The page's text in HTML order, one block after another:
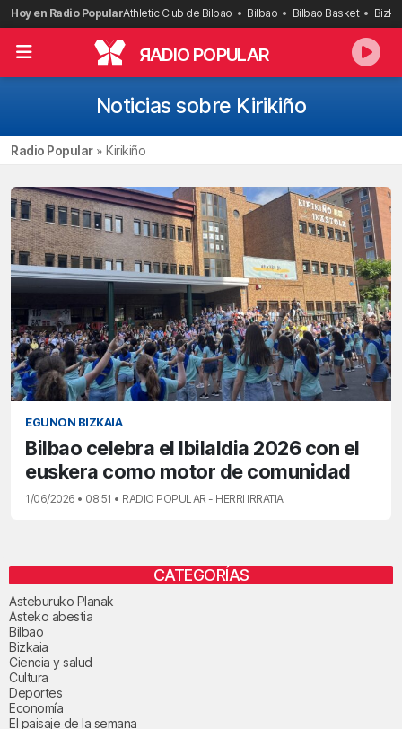
Saltar
al
contenido
Hoy en Radio PopularAthletic Club de Bilbao Bilbao Bilbao Basket
RADIO POPULAR
Noticias sobre Kirikiño
Radio Popular» Kirikiño
EGUNON BIZKAIA
Bilbao celebra el Ibilaldia 2026 con el
euskera como motor de comunidad
1/06/2026 • 08:51 • RADIO POPULAR - HERRI IRRATIA
CATEGORÍAS
Asteburuko Planak
Asteko abestia
Bilbao
Bizkaia
Ciencia y salud
Cultura
Deportes
Economía
El paisaje de la semana